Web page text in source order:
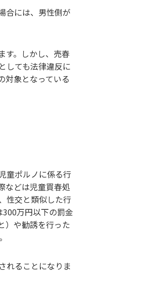
合には、男性側が
す。しかし、売春
しても法律違反に
対象となっている
童ポルノに係る行
などは児童買春処
性交と類似した行
万円以下の罰金
）や勧誘を行った
れることになりま